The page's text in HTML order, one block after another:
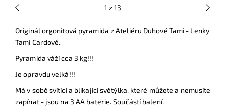
1 z 13
Originál orgonitová pyramida z Ateliéru Duhové Tami - Lenky
Tami Cardové.
Pyramida váží cca 3 kg!!!
Je opravdu velká!!!
Má v sobě svítící a blikající světýlka, které můžete a nemusíte
zapínat - jsou na 3 AA baterie. Součástí balení.